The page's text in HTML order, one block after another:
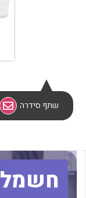
שתף סידרה
חשמל